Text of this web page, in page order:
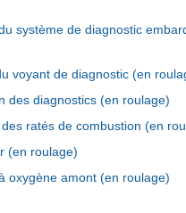
système de diagnostic
voyant de diagnostic (en
des diagnostics (en roulage)
ratés de combustion (en
(en roulage)
oxygène amont (en roulage)